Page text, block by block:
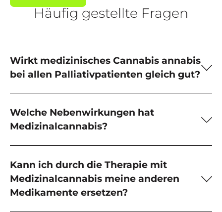
Häufig gestellte Fragen
Wirkt medizinisches Cannabis annabis
bei allen Palliativpatienten gleich gut?
Welche Nebenwirkungen hat
Medizinalcannabis?
Kann ich durch die Therapie mit
Medizinalcannabis meine anderen
Medikamente ersetzen?